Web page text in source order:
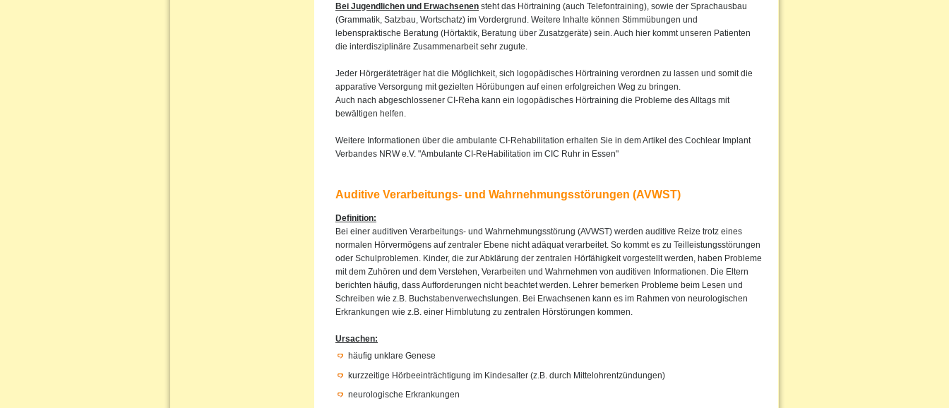
Bei Jugendlichen und Erwachsenen steht das Hörtraining (auch Telefontraining), sowie der Sprachausbau
(Grammatik, Satzbau, Wortschatz) im Vordergrund. Weitere Inhalte können Stimmübungen und
lebenspraktische Beratung (Hörtaktik, Beratung über Zusatzgeräte) sein. Auch hier kommt unseren Patienten
die interdisziplinäre Zusammenarbeit sehr zugute.
Jeder Hörgeräteträger hat die Möglichkeit, sich logopädisches Hörtraining verordnen zu lassen und somit die
apparative Versorgung mit gezielten Hörübungen auf einen erfolgreichen Weg zu bringen.
Auch nach abgeschlossener CI-Reha kann ein logopädisches Hörtraining die Probleme des Alltags mit
bewältigen helfen.
Weitere Informationen über die ambulante CI-Rehabilitation erhalten Sie in dem Artikel des Cochlear Implant
Verbandes NRW e.V. "Ambulante CI-ReHabilitation im CIC Ruhr in Essen"
Auditive Verarbeitungs- und Wahrnehmungsstörungen (AVWST)
Definition:
Bei einer auditiven Verarbeitungs- und Wahrnehmungsstörung (AVWST) werden auditive Reize trotz eines
normalen Hörvermögens auf zentraler Ebene nicht adäquat verarbeitet. So kommt es zu Teilleistungsstörungen
oder Schulproblemen. Kinder, die zur Abklärung der zentralen Hörfähigkeit vorgestellt werden, haben Probleme
mit dem Zuhören und dem Verstehen, Verarbeiten und Wahrnehmen von auditiven Informationen. Die Eltern
berichten häufig, dass Aufforderungen nicht beachtet werden. Lehrer bemerken Probleme beim Lesen und
Schreiben wie z.B. Buchstabenverwechslungen. Bei Erwachsenen kann es im Rahmen von neurologischen
Erkrankungen wie z.B. einer Hirnblutung zu zentralen Hörstörungen kommen.
Ursachen:
häufig unklare Genese
kurzzeitige Hörbeeinträchtigung im Kindesalter (z.B. durch Mittelohrentzündungen)
neurologische Erkrankungen